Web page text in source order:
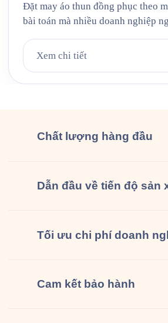
Đặt may áo thun đồng phục theo
bài toán mà nhiều doanh nghiệp
Môn cũng vậy. Cứ đến hẹn lại lên,
khi mùa bánh Trung Thu về, Hỷ
Xem chi tiết
Chất lượng hàng đầu
Dẫn đầu về tiến độ sản
Tối ưu chi phí doanh
Cam kết bảo hành